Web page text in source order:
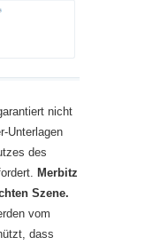
nicht
Unterlagen
des
Merbitz
Szene.
vom
dass